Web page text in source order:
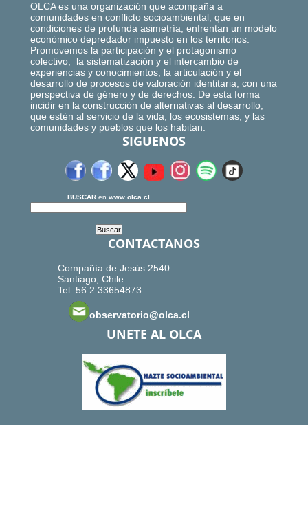
OLCA es una organización que acompaña a
comunidades en conflicto socioambiental, que en
condiciones de profunda asimetría, enfrentan un modelo
económico depredador impuesto en los territorios.
Promovemos la participación y el protagonismo
colectivo, la sistematización y el intercambio de
experiencias y conocimientos, la articulación y el
desarrollo de procesos de valoración identitaria, con una
perspectiva de género y de derechos. De esta forma
incidir en la construcción de alternativas al desarrollo,
que estén al servicio de la vida, los ecosistemas, y las
comunidades y pueblos que los habitan.
SIGUENOS
BUSCAR en www.olca.cl
CONTACTANOS
Compañía de Jesús 2540
Santiago, Chile.
Tel: 56.2.33654873
observatorio@olca.cl
UNETE AL OLCA